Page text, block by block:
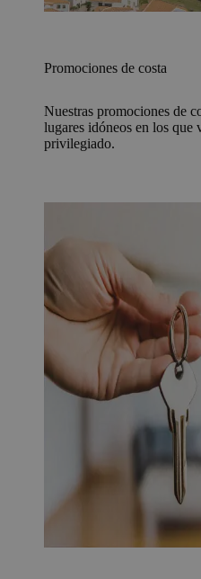
Promociones de costa
Nuestras promociones de
lugares idóneos en los
privilegiado.